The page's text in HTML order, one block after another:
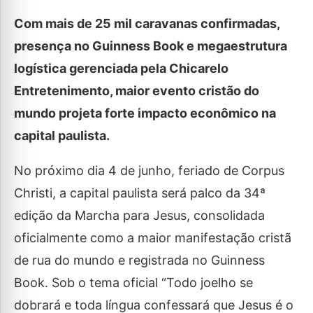
Com mais de 25 mil caravanas confirmadas,
presença no Guinness Book e megaestrutura
logística gerenciada pela Chicarelo
Entretenimento, maior evento cristão do
mundo projeta forte impacto econômico na
capital paulista.
No próximo dia 4 de junho, feriado de Corpus
Christi, a capital paulista será palco da 34ª
edição da Marcha para Jesus, consolidada
oficialmente como a maior manifestação cristã
de rua do mundo e registrada no Guinness
Book. Sob o tema oficial “Todo joelho se
dobrará e toda língua confessará que Jesus é o